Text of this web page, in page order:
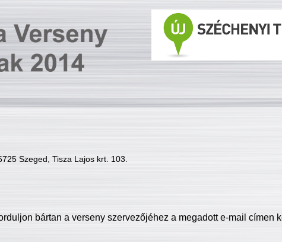
Szeged, Tisza Lajos krt. 103.
bártan a verseny szervezőjéhez a megadott e-mail címen